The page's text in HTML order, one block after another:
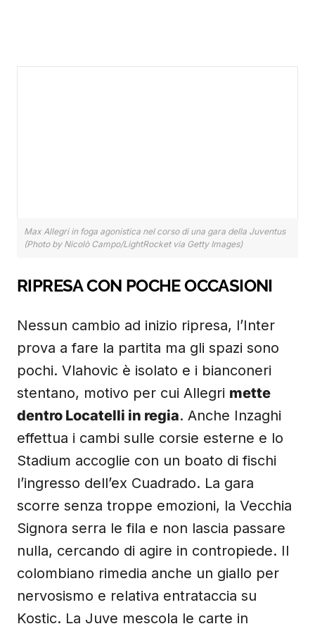
Max Allegri in foga agonistica nel corso di una gara della Juventus
(Photo by Nicolò Campo/LightRocket via Getty Images)
RIPRESA CON POCHE OCCASIONI
Nessun cambio ad inizio ripresa, l’Inter
prova a fare la partita ma gli spazi sono
pochi. Vlahovic è isolato e i bianconeri
stentano, motivo per cui Allegri mette
dentro Locatelli in regia. Anche Inzaghi
effettua i cambi sulle corsie esterne e lo
Stadium accoglie con un boato di fischi
l’ingresso dell’ex Cuadrado. La gara
scorre senza troppe emozioni, la Vecchia
Signora serra le fila e non lascia passare
nulla, cercando di agire in contropiede. Il
colombiano rimedia anche un giallo per
nervosismo e relativa entrataccia su
Kostic. La Juve mescola le carte in